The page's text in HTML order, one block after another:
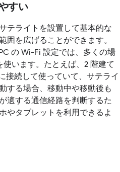
すい
テライトを設置して基本的な
囲を広げることができます。
の Wi-Fi 設定では、多くの場
います。たとえば、2 階建て
接続して使っていて、サテライ
する場合、移動中や移動後も
適する通信経路を判断するた
やタブレットを利用できるよ